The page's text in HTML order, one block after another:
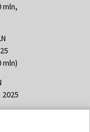
mln,
mln)